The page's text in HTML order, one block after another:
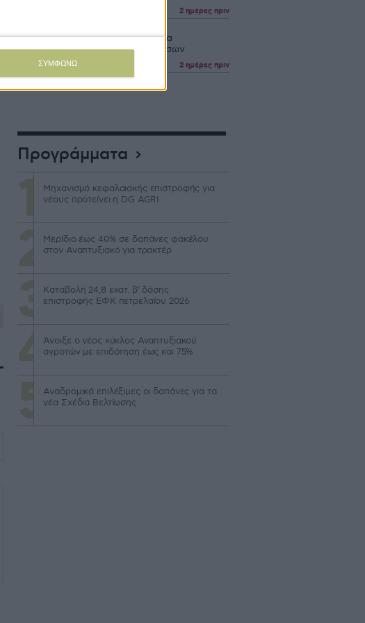
ΣΥΜΦΩΝΩ
2 ημέρες πριν
Αποζημιώσεις 4,2 εκατ. ευρώ για
θανατωθέντα ζώα λόγω ζωονόσων
2 ημέρες πριν
Προγράμματα
Μηχανισμό κεφαλαιακής επιστροφής για
νέους προτείνει η DG AGRI
Μερίδιο έως 40% σε δαπάνες φακέλου
στον Αναπτυξιακό για τρακτέρ
Καταβολή 24,8 εκατ. β’ δόσης
επιστροφής ΕΦΚ πετρελαίου 2026
Άνοιξε ο νέος κύκλος Αναπτυξιακού
αγροτών με επιδότηση έως και 75%
Αναδρομικά επιλέξιμες οι δαπάνες για τα
νέα Σχέδια Βελτίωσης